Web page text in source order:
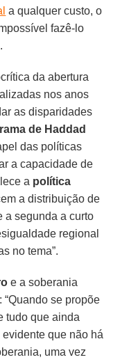
a qualquer custo, o
fazê-lo
.
da abertura
nos anos
as disparidades
de Haddad
das políticas
a capacidade de
a política
a distribuição de
a segunda a curto
regional
no tema”.
e a soberania
“Quando se propõe
tudo que ainda
evidente que não há
uma vez